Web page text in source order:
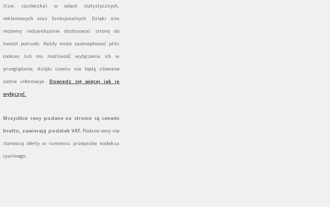
(tzw. ciasteczka) w celach statystycznych,
reklamowych oraz funkcjonalnych. Dzięki nim
możemy indywidualnie dostosować stronę do
twoich potrzeb. Każdy może zaakceptować pliki
cookies lub ma możliwość wyłączenia ich w
przeglądarce, dzięki czemu nie będą zbierane
żadne informacje. Dowiedz się więcej jak je
wyłączyć.
Wszystkie ceny podane na stronie są cenami
brutto, zawierają podatek VAT. Podane ceny nie
stanowią oferty w rumieniu przepisów kodeksu
cywilnego.